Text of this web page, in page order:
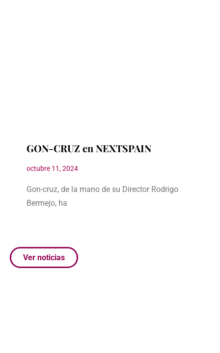
GON-CRUZ en NEXTSPAIN
octubre 11, 2024
Gon-cruz, de la mano de su Director Rodrigo
Bermejo, ha
Ver noticias